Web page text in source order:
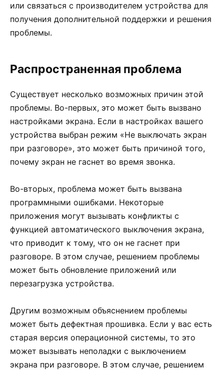
или связаться с производителем устройства для
получения дополнительной поддержки и решения
проблемы.
Распространенная проблема
Существует несколько возможных причин этой
проблемы. Во-первых, это может быть вызвано
настройками экрана. Если в настройках вашего
устройства выбран режим «Не выключать экран
при разговоре», это может быть причиной того,
почему экран не гаснет во время звонка.
Во-вторых, проблема может быть вызвана
программными ошибками. Некоторые
приложения могут вызывать конфликты с
функцией автоматического выключения экрана,
что приводит к тому, что он не гаснет при
разговоре. В этом случае, решением проблемы
может быть обновление приложений или
перезагрузка устройства.
Другим возможным объяснением проблемы
может быть дефектная прошивка. Если у вас есть
старая версия операционной системы, то это
может вызывать неполадки с выключением
экрана при разговоре. В этом случае, решением